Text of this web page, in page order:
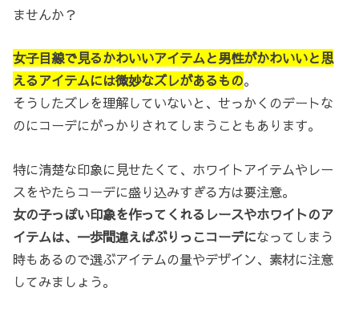
ませんか？
女子目線で見るかわいいアイテムと男性がかわいいと思
えるアイテムには微妙なズレがあるもの。
そうしたズレを理解していないと、せっかくのデートな
のにコーデにがっかりされてしまうこともあります。
特に清楚な印象に見せたくて、ホワイトアイテムやレー
スをやたらコーデに盛り込みすぎる方は要注意。
女の子っぽい印象を作ってくれるレースやホワイトのア
イテムは、一歩間違えばぶりっこコーデになってしまう
時もあるので選ぶアイテムの量やデザイン、素材に注意
してみましょう。